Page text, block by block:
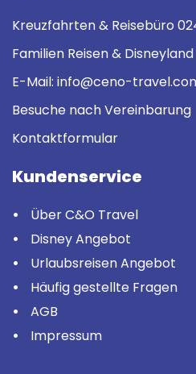
Kreuzfahrten & Reisebüro
Familien Reisen & Disneyland
E-Mail: info@ceno-
Besuche nach Vereinbarung
Kontaktformular
Kundenservice
Über C&O Travel
Disney Angebot
Urlaubsreisen Angebot
Häufig gestellte Fragen
AGB
Impressum